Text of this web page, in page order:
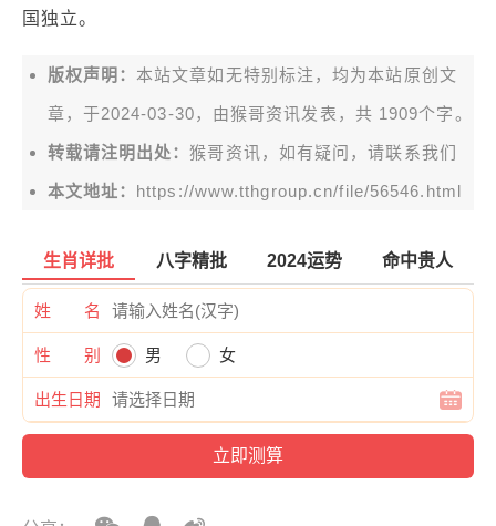
国独立。
版权声明： 本站文章如无特别标注，均为本站原创文
章，于2024-03-30，由猴哥资讯 发表，共 1909个字。
转载请注明出处：猴哥资讯，如有疑问，请联系我们
本文地址： https://www.tthgroup.cn/file/56546.html
生肖详批 八字精批 2024运势 命中贵人
姓 名
性 别 男 女
出生日期